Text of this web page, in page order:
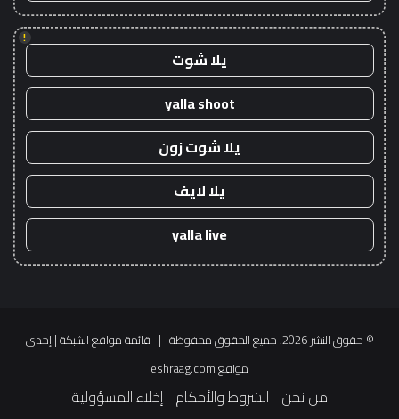
!
يلا شوت
yalla shoot
يلا شوت زون
يلا لايف
yalla live
© حقوق النشر 2026، جميع الحقوق محفوظة | قائمة مواقع الشبكة| إحدى
مواقعeshraag.com
من نحن الشروط والأحكام إخلاء المسؤولية